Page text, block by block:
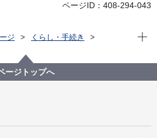
ページID：408-294-043
ジ
くらし・手続き
方・出し方
曜日
磯子区の収集曜日
日 さ、し
現在
ージトップへ